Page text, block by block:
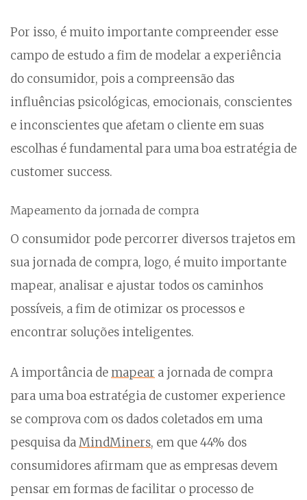
Por isso, é muito importante compreender esse
campo de estudo a fim de modelar a experiência
do consumidor, pois a compreensão das
influências psicológicas, emocionais, conscientes
e inconscientes que afetam o cliente em suas
escolhas é fundamental para uma boa estratégia de
customer success.
Mapeamento da jornada de compra
O consumidor pode percorrer diversos trajetos em
sua jornada de compra, logo, é muito importante
mapear, analisar e ajustar todos os caminhos
possíveis, a fim de otimizar os processos e
encontrar soluções inteligentes.
A importância de mapear a jornada de compra
para uma boa estratégia de customer experience
se comprova com os dados coletados em uma
pesquisa daMindMiners, em que 44% dos
consumidores afirmam que as empresas devem
pensar em formas de facilitar o processo de